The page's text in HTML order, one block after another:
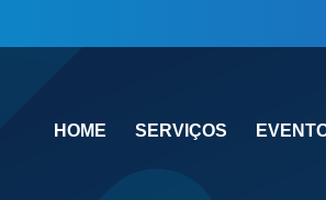
HOME SERVIÇOS